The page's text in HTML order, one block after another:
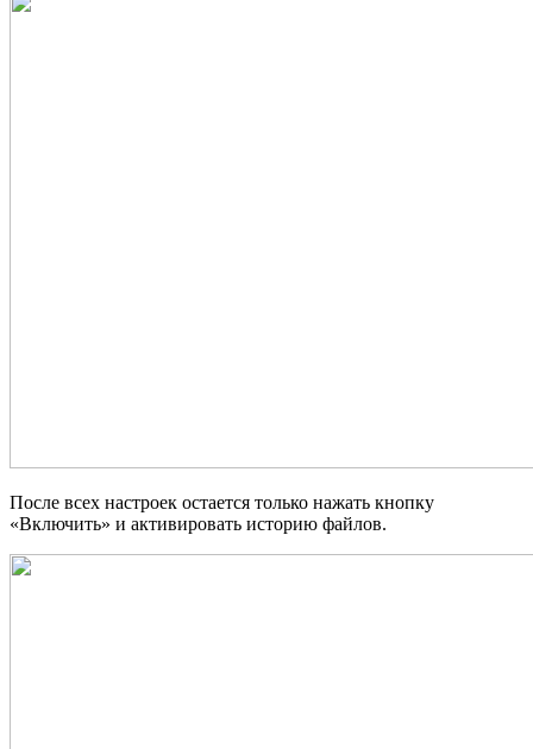
После всех настроек остается только нажать кнопку
«Включить» и активировать историю файлов.